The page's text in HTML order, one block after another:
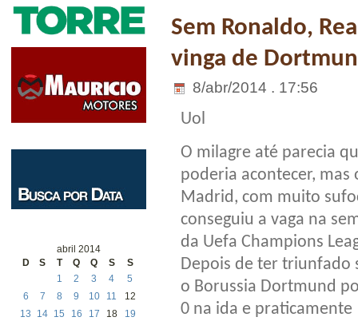
abril 2014
D
S T Q Q S S
1 2 3 4
5
6
7 8 9 10 11
12
13
14 15 16 17 18
19
Sem Ronaldo,
vinga de
8/abr/2014 . 17:56
Uol
O milagre até parecia
poderia acontecer, mas
Madrid, com muito
conseguiu a vaga na
da Uefa Champions
Depois de ter triunfado
o Borussia Dortmund
0 na ida e praticamente